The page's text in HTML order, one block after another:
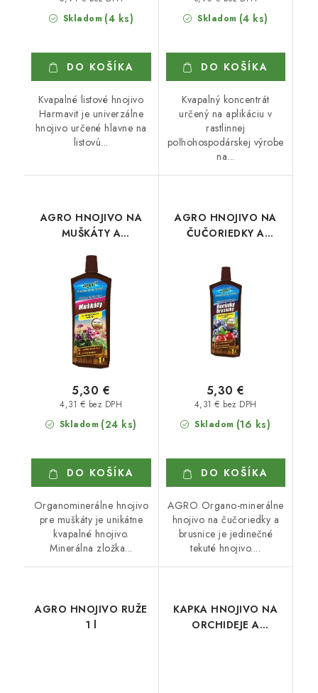
Skladom (4 ks)
DO KOŠÍKA
Kvapalné listové hnojivo
Harmavit je univerzálne
hnojivo určené hlavne na
listovú...
Skladom (4 ks)
DO KOŠÍKA
Kvapalný koncentrát
určený na aplikáciu v
rastlinnej
poľnohospodárskej výrobe
na...
AGRO HNOJIVO NA
MUŠKÁTY A
Skladom (24 ks)
4,31 € bez DPH
5,30 €
DO KOŠÍKA
Organominerálne hnojivo
pre muškáty je unikátne
kvapalné hnojivo.
Minerálna zložka...
AGRO HNOJIVO NA
ČUČORIEDKY A
Skladom (16 ks)
4,31 € bez DPH
5,30 €
DO KOŠÍKA
AGRO Organo-minerálne
hnojivo na čučoriedky a
brusnice je jedinečné
tekuté hnojivo....
AGRO HNOJIVO RUŽE
1 l
KAPKA HNOJIVO NA
ORCHIDEJE A